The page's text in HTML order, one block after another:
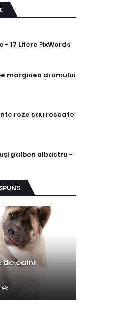
17 Litere PixWords
marginea drumului
roze sau roscate
galben albastru -
de caini